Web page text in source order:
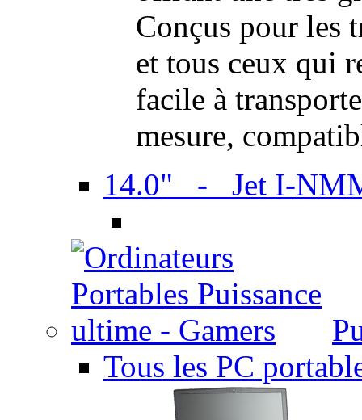
Conçus pour les
et tous ceux qui
facile à
mesure,
14.0" - Jet I-
Tous les PC